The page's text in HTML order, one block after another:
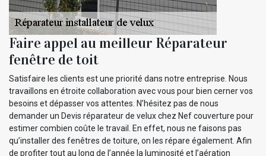
Faire appel au meilleur Réparateur
fenêtre de toit
Satisfaire les clients est une priorité dans notre entreprise. Nous
travaillons en étroite collaboration avec vous pour bien cerner vos
besoins et dépasser vos attentes. N’hésitez pas de nous
demander un Devis réparateur de velux chez Nef couverture pour
estimer combien coûte le travail. En effet, nous ne faisons pas
qu’installer des fenêtres de toiture, on les répare également. Afin
de profiter tout au long de l’année la luminosité et l’aération